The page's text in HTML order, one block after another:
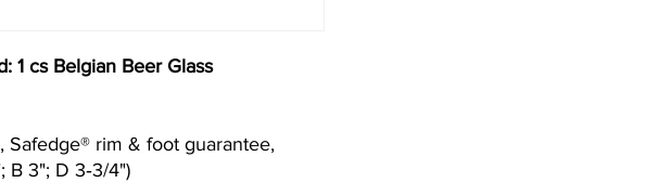
1 cs Belgian Beer Glass
Safedge® rim & foot guarantee,
B 3"; D 3‐3/4")